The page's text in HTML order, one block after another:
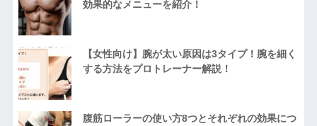
効果的なメニューを紹介！
【女性向け】腕が太い原因は3タイプ！腕を細く
する方法をプロトレーナー解説！
腹筋ローラーの使い方8つとそれぞれの効果につ